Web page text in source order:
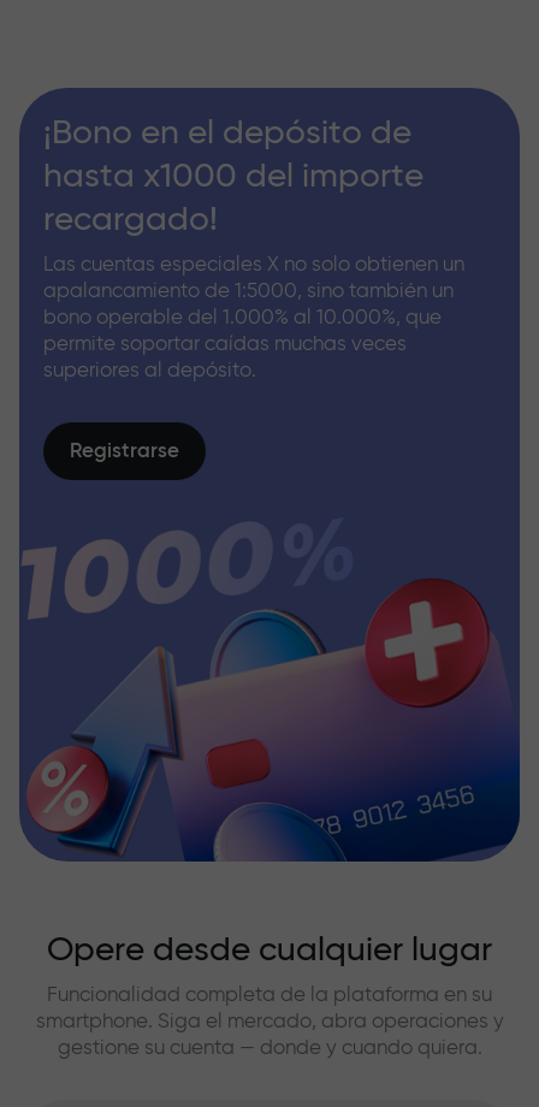
¡Bono en el depósito de
hasta x1000 del importe
recargado!
Las cuentas especiales X no solo obtienen un
apalancamiento de 1:5000, sino también un
bono operable del 1.000% al 10.000%, que
permite soportar caídas muchas veces
superiores al depósito.
Registrarse
Opere desde cualquier lugar
Funcionalidad completa de la plataforma en su
smartphone. Siga el mercado, abra operaciones y
gestione su cuenta — donde y cuando quiera.